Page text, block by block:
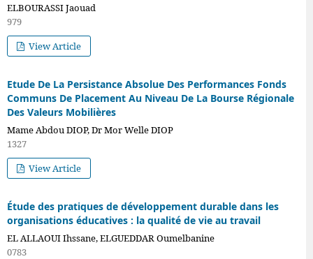
ELBOURASSI Jaouad
979
View Article
Etude De La Persistance Absolue Des Performances Fonds
Communs De Placement Au Niveau De La Bourse Régionale
Des Valeurs Mobilières
Mame Abdou DIOP, Dr Mor Welle DIOP
1327
View Article
Étude des pratiques de développement durable dans les
organisations éducatives : la qualité de vie au travail
EL ALLAOUI Ihssane, ELGUEDDAR Oumelbanine
0783